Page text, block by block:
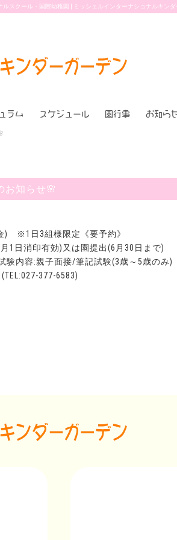
ルスクール・国際幼稚園 | ミッシェルインターナショナルキンダ
ラム スケジュール 園行事 お知ら
お知らせ🌸
) ※1日3組様限定《要予約》
日消印有効)又は園提出(6月30日まで)
内容:親子面接/筆記試験(3歳～5歳のみ)
377-6583)